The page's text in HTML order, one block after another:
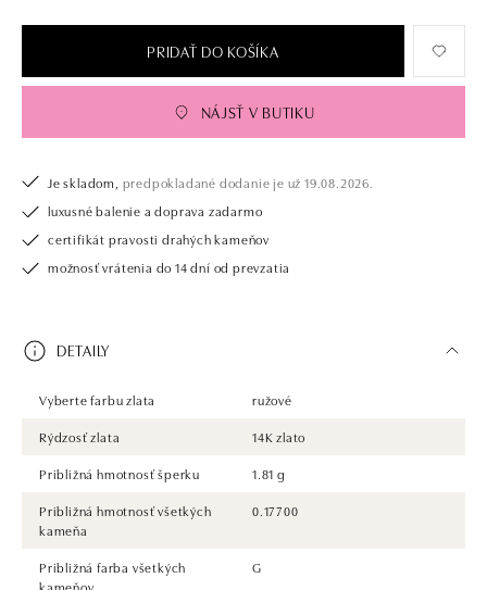
PRIDAŤ DO KOŠÍKA
NÁJSŤ V BUTIKU
Je skladom, predpokladané dodanie je už 19.08.2026.
luxusné balenie a doprava zadarmo
certifikát pravosti drahých kameňov
možnosť vrátenia do 14 dní od prevzatia
DETAILY
Vyberte farbu zlata
ružové
Rýdzosť zlata
14K zlato
Približná hmotnosť šperku
1.81 g
Približná hmotnosť všetkých
kameňa
0.17700
Približná farba všetkých
kameňov
G